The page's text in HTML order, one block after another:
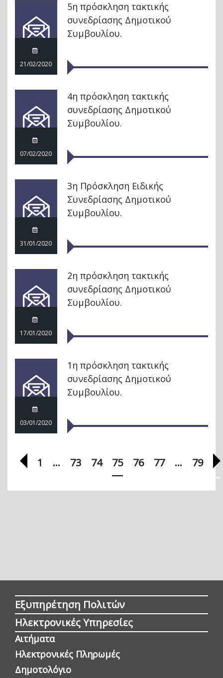
21/02/2020
5η πρόσκληση τακτικής
συνεδρίασης Δημοτικού
Συμβουλίου.
07/02/2020
4η πρόσκληση τακτικής
συνεδρίασης Δημοτικού
Συμβουλίου.
31/01/2020
3η Πρόσκληση Ειδικής
Συνεδρίασης Δημοτικού
Συμβουλίου.
17/01/2020
2η πρόσκληση τακτικής
συνεδρίασης Δημοτικού
Συμβουλίου.
03/01/2020
1η πρόσκληση τακτικής
συνεδρίασης Δημοτικού
Συμβουλίου.
Προηγούμενη σελίδα
1 … 73 74 75 76 77 … 79
Εξυπηρέτηση Πολιτών
Ηλεκτρονικές Υπηρεσίες
Αιτήματα
Ηλεκτρονικές Πληρωμές
Δημοτολόγιο